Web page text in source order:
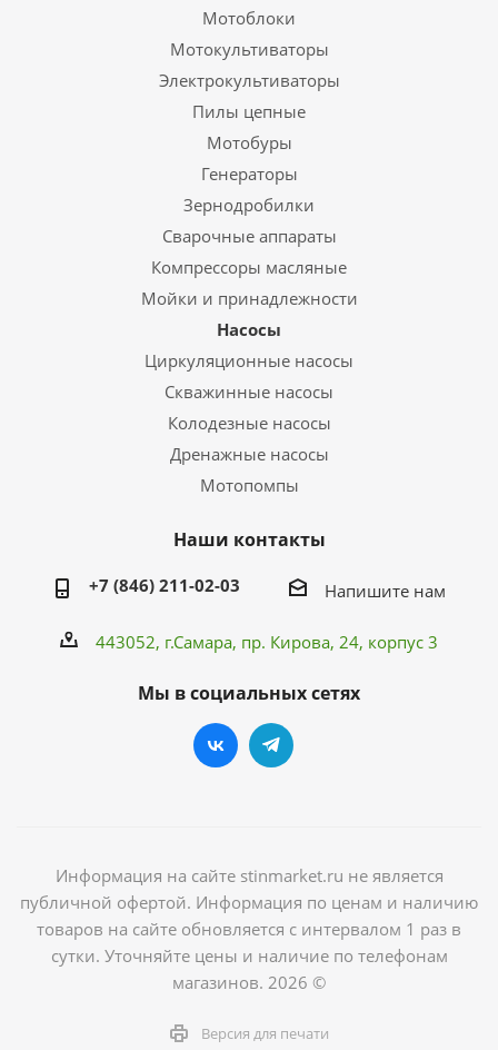
Мотоблоки
Мотокультиваторы
Электрокультиваторы
Пилы цепные
Мотобуры
Генераторы
Зернодробилки
Сварочные аппараты
Компрессоры масляные
Мойки и принадлежности
Насосы
Циркуляционные насосы
Скважинные насосы
Колодезные насосы
Дренажные насосы
Мотопомпы
Наши контакты
+7 (846) 211-02-03 Напишите нам
443052, г.Самара, пр. Кирова, 24, корпус 3
Мы в социальных сетях
Информация на сайте stinmarket.ru не является
публичной офертой. Информация по ценам и наличию
товаров на сайте обновляется с интервалом 1 раз в
сутки. Уточняйте цены и наличие по телефонам
магазинов. 2026 ©
Версия для печати